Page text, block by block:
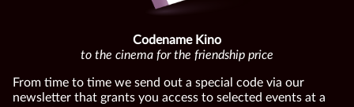
Codename Kino
to the cinema for the friendship price
From time to time we send out a special code via our
newsletter that grants you access to selected events at a